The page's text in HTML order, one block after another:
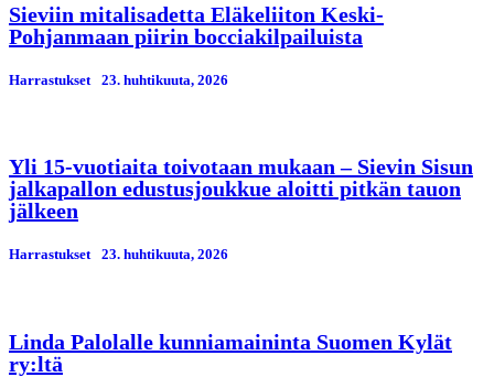
Sieviin mitalisadetta Eläkeliiton Keski-
Pohjanmaan piirin bocciakilpailuista
Harrastukset 23. huhtikuuta, 2026
Yli 15-vuotiaita toivotaan mukaan – Sievin Sisun
jalkapallon edustusjoukkue aloitti pitkän tauon
jälkeen
Harrastukset 23. huhtikuuta, 2026
Linda Palolalle kunniamaininta Suomen Kylät
ry:ltä